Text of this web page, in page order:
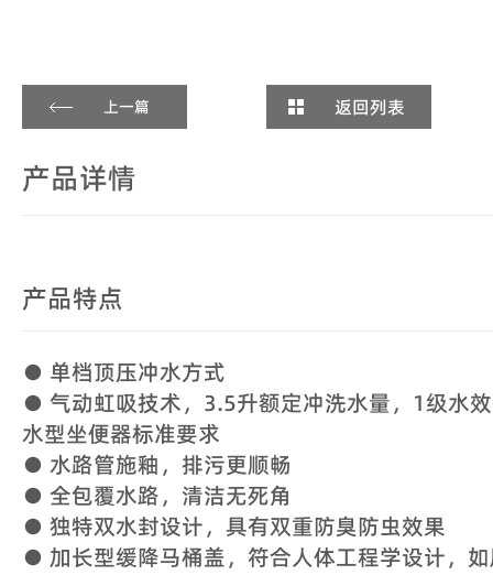
上一篇 返回列表
产品详情
产品特点
● 单档顶压冲水方式
● 气动虹吸技术，3.5升额定冲洗水量，1级水
水型坐便器标准要求
● 水路管施釉，排污更顺畅
● 全包覆水路，清洁无死角
● 独特双水封设计，具有双重防臭防虫效果
● 加长型缓降马桶盖，符合人体工程学设计，